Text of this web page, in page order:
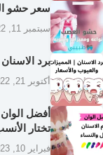
سعر حشو
سبتمبر 11, 2022
برد
أكتوبر 21, 2022
أفضل
تختار
فبراير 10, 2023